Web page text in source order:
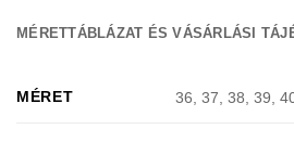
MÉRETTÁBLÁZAT ÉS VÁSÁRLÁSI
MÉRET 36, 37, 38, 39,